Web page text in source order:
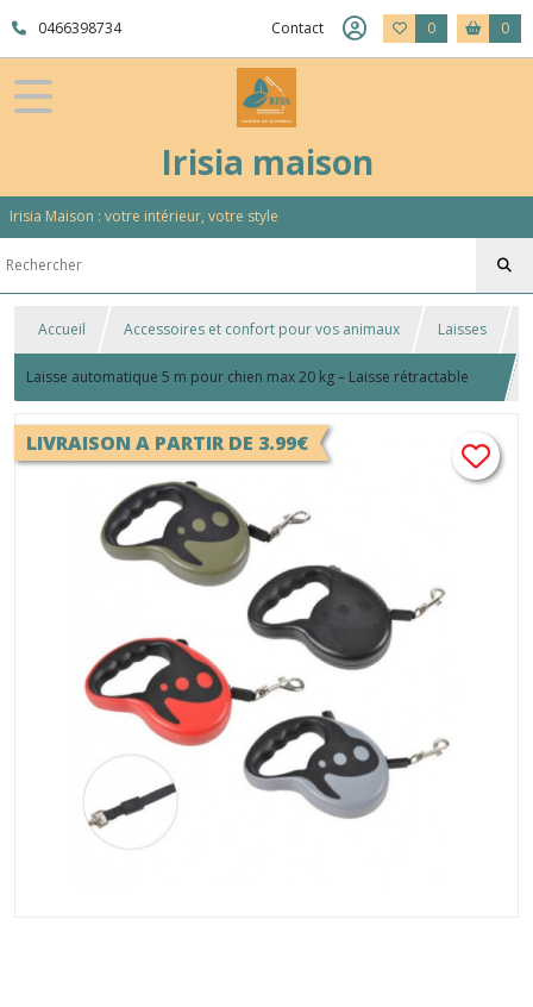
0466398734 Contact 0 0
Irisia maison
Irisia Maison : votre intérieur, votre style
Accueil Accessoires et confort pour vos animaux Laisses
Laisse automatique 5 m pour chien max 20 kg – Laisse rétractable
robuste
LIVRAISON A PARTIR DE 3.99€